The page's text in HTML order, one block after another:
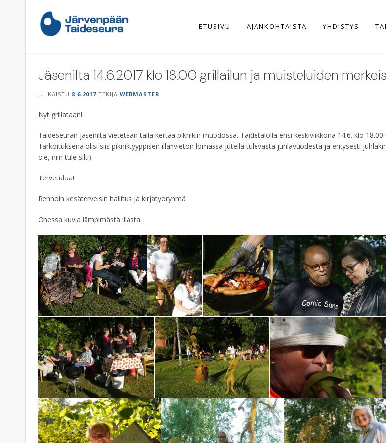
ETUSIVU AJANKOHTAISTA YHDISTYS
Jäsenilta 14.6.2017 klo 18.00 grillailun ja muisteluiden
JULKAISTU 8.6.2017 TEKIJÄ WEBMASTER
Nyt grillataan!
Taideseuran jäsenilta vietetään tällä kertaa piknikin muodossa. Taidetalolla ensi keskiviikkona 14.6. klo
Tarkoituksena olisi siis pikniktyyppisen illanvieton lomassa jutella tulevasta juhlavuodesta ja eritysesti
ole, niin tule silti).
Tervetuloa!
Rennoin kesäterveisin hallitus ja kirjatyöryhmä
Ohessa kuvia lämpimästä illasta.